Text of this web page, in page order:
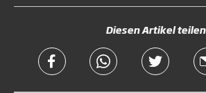
Diesen Artikel teilen